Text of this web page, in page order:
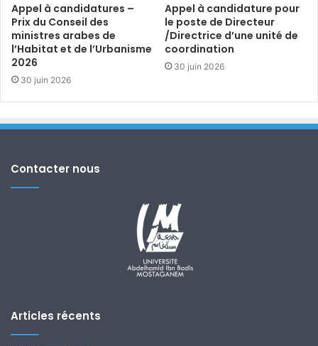
Appel à candidatures –
Prix du Conseil des
ministres arabes de
l’Habitat et de l’Urbanisme
2026
30 juin 2026
Appel à candidature pour
le poste de Directeur
/Directrice d’une unité de
coordination
30 juin 2026
Contacter nous
Articles récents